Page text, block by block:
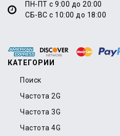
ПН-ПТ с 9:00 до 20:00
СБ-ВС с 10:00 до 18:00
КАТЕГОРИИ
Поиск
Частота 2G
Частота 3G
Частота 4G